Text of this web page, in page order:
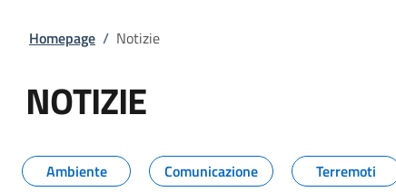
Homepage / Notizie
NOTIZIE
Tutti i contenuti della pagina
Ambiente Comunicazione Terremoti